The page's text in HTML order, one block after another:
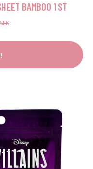
BAMBOO 1 ST